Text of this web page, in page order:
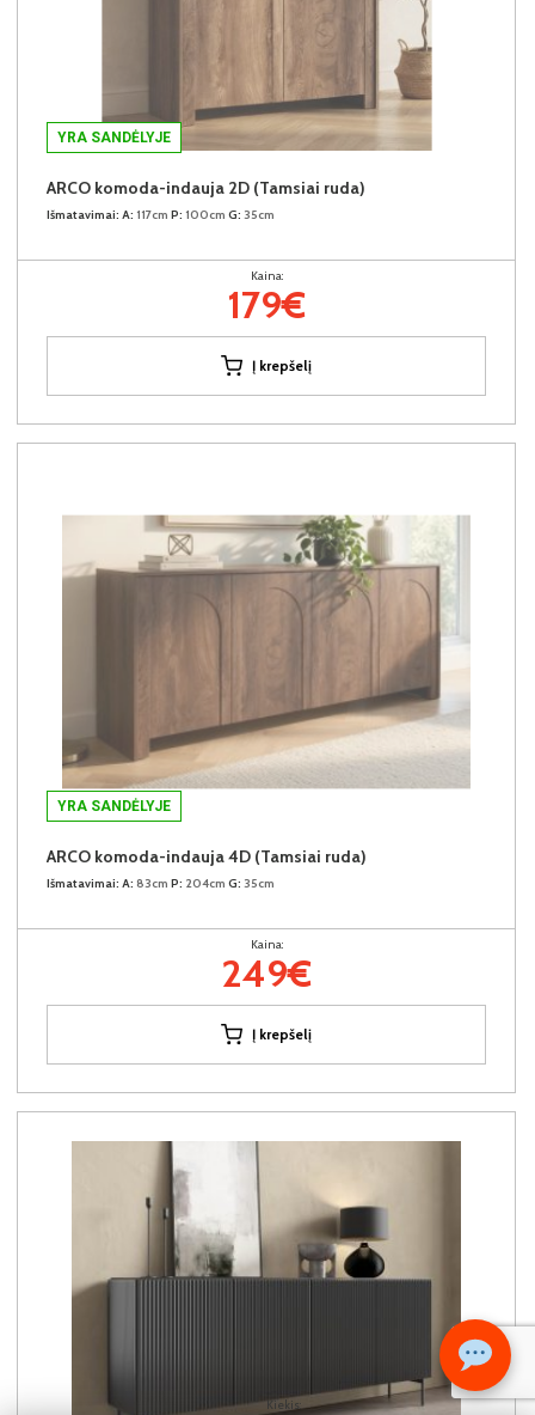
Kiekis:
YRA SANDĖLYJE
ARCO komoda-indauja 2D (Tamsiai ruda)
Išmatavimai: A: 117cm P: 100cm G: 35cm
Kaina:
179€
Į krepšelį
YRA SANDĖLYJE
ARCO komoda-indauja 4D (Tamsiai ruda)
Išmatavimai: A: 83cm P: 204cm G: 35cm
Kaina:
249€
Į krepšelį